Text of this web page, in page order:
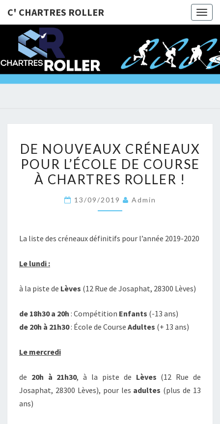
C' CHARTRES ROLLER
C'
@Bientôt
NOUVEAUX
CRÉNEAUX
POUR
DE
CHARTRES
DE NOUVEAUX CRÉNEAUX
POUR L’ÉCOLE DE COURSE
À CHARTRES ROLLER !
13/09/2019 Admin
La liste des créneaux définitifs pour l’année 2019-2020
Le lundi :
à la piste de Lèves (12 Rue de Josaphat, 28300 Lèves)
de 18h30 a 20h : Compétition Enfants (-13 ans)
de 20h à 21h30: École de Course Adultes (+ 13 ans)
Le mercredi
de 20h à 21h30, à la piste de Lèves (12 Rue de
Josaphat, 28300 Lèves), pour les adultes (plus de 13
ans)